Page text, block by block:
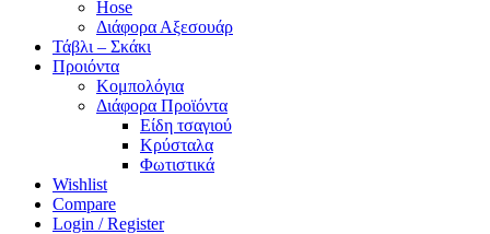
Hose
Διάφορα Αξεσουάρ
Τάβλι – Σκάκι
Προιόντα
Κομπολόγια
Διάφορα Προϊόντα
Είδη τσαγιού
Κρύσταλα
Φωτιστικά
Wishlist
Compare
Login / Register